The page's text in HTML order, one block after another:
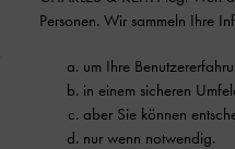
Personen. Wir sammeln Ihre
um Ihre
in einem sicheren
aber Sie können
nur wenn notwendig.